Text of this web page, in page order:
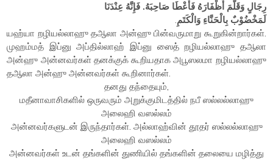
رِجَالٍ وَقَلَّمَ أَظْفَارَهُ فَأَعْطَا صَاحِبَهُ. فَإِنَّهُ عِنْدَنَا
لَمَخْضُوْبٌ بِالْحَنَّاءِ وَالْكَتَمِ.
யஹ்யா றழியல்லாஹு தஆலா அன்ஹு பின்வருமாறு கூறுகின்றார்கள்.
முஹம்மத் இப்னு அப்தில்லாஹ் இப்னு ஸைத் றழியல்லாஹு தஆலா
அன்ஹு அன்னவர்கள் தனக்குக் கூறியதாக அபூஸலமா றழியல்லாஹு
தஆலா அன்ஹு அன்னவர்கள் கூறினார்கள்.
தனது தந்தையும்,
மதீனாவாசிகளில் ஒருவரும் அறுக்குமிடத்தில் நபீ ஸல்லல்லாஹு
அலைஹி வஸல்லம்
அன்னவர்களுடன் இருந்தார்கள். அல்லாஹ்வின் தூதர் ஸல்லல்லாஹு
அலைஹி வஸல்லம்
அன்னவர்கள் உடன் தங்களின் துணியில் தங்களின் தலையை மழித்து